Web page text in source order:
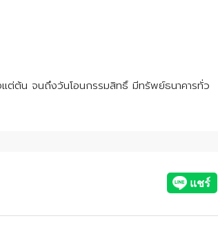
ต้น จนถึงวันโอนกรรมสิทธิ์ มีทรัพย์ธนาคารทั่ว